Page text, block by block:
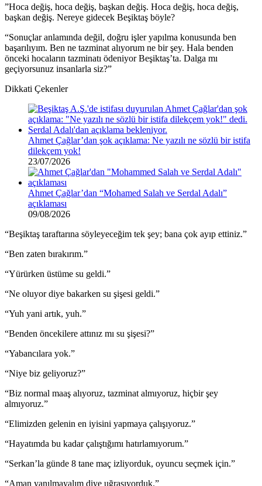
”Hoca değiş, hoca değiş, başkan değiş. Hoca değiş, hoca değiş,
başkan değiş. Nereye gidecek Beşiktaş böyle?
“Sonuçlar anlamında değil, doğru işler yapılma konusunda ben
başarılıyım. Ben ne tazminat alıyorum ne bir şey. Hala benden
önceki hocaların tazminatı ödeniyor Beşiktaş’ta. Dalga mı
geçiyorsunuz insanlarla siz?”
Dikkati Çekenler
Ahmet Çağlar’dan şok açıklama: Ne yazılı ne sözlü bir istifa
dilekçem yok!
23/07/2026
Ahmet Çağlar’dan “Mohamed Salah ve Serdal Adalı”
açıklaması
09/08/2026
“Beşiktaş taraftarına söyleyeceğim tek şey; bana çok ayıp ettiniz.”
“Ben zaten bırakırım.”
“Yürürken üstüme su geldi.”
“Ne oluyor diye bakarken su şişesi geldi.”
“Yuh yani artık, yuh.”
“Benden öncekilere attınız mı su şişesi?”
“Yabancılara yok.”
“Niye biz geliyoruz?”
“Biz normal maaş alıyoruz, tazminat almıyoruz, hiçbir şey
almıyoruz.”
“Elimizden gelenin en iyisini yapmaya çalışıyoruz.”
“Hayatımda bu kadar çalıştığımı hatırlamıyorum.”
“Serkan’la günde 8 tane maç izliyorduk, oyuncu seçmek için.”
“Aman yanılmayalım diye uğraşıyorduk.”